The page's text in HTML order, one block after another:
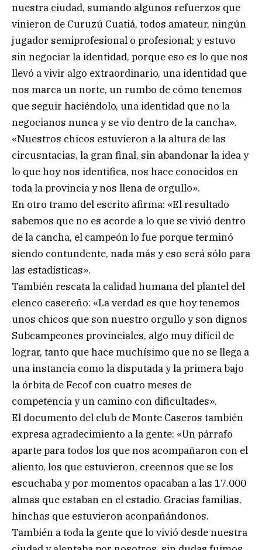
nuestra ciudad, sumando algunos refuerzos que
vinieron de Curuzú Cuatiá, todos amateur, ningún
jugador semiprofesional o profesional; y estuvo
sin negociar la identidad, porque eso es lo que nos
llevó a vivir algo extraordinario, una identidad que
nos marca un norte, un rumbo de cómo tenemos
que seguir haciéndolo, una identidad que no la
negocianos nunca y se vio dentro de la cancha».
«Nuestros chicos estuvieron a la altura de las
circusntacias, la gran final, sin abandonar la idea y
lo que hoy nos identifica, nos hace conocidos en
toda la provincia y nos llena de orgullo».
En otro tramo del escrito afirma: «El resultado
sabemos que no es acorde a lo que se vivió dentro
de la cancha, el campeón lo fue porque terminó
siendo contundente, nada más y eso será sólo para
las estadísticas».
También rescata la calidad humana del plantel del
elenco casereño: «La verdad es que hoy tenemos
unos chicos que son nuestro orgullo y son dignos
Subcampeones provinciales, algo muy difícil de
lograr, tanto que hace muchísimo que no se llega a
una instancia como la disputada y la primera bajo
la órbita de Fecof con cuatro meses de
competencia y un camino con dificultades».
El documento del club de Monte Caseros también
expresa agradecimiento a la gente: «Un párrafo
aparte para todos los que nos acompañaron con el
aliento, los que estuvieron, creennos que se los
escuchaba y por momentos opacaban a las 17.000
almas que estaban en el estadio. Gracias familias,
hinchas que estuvieron aconpañándonos.
También a toda la gente que lo vivió desde nuestra